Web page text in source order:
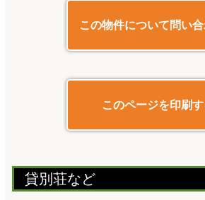
この物件について問い
このページを印刷
貸別荘​など